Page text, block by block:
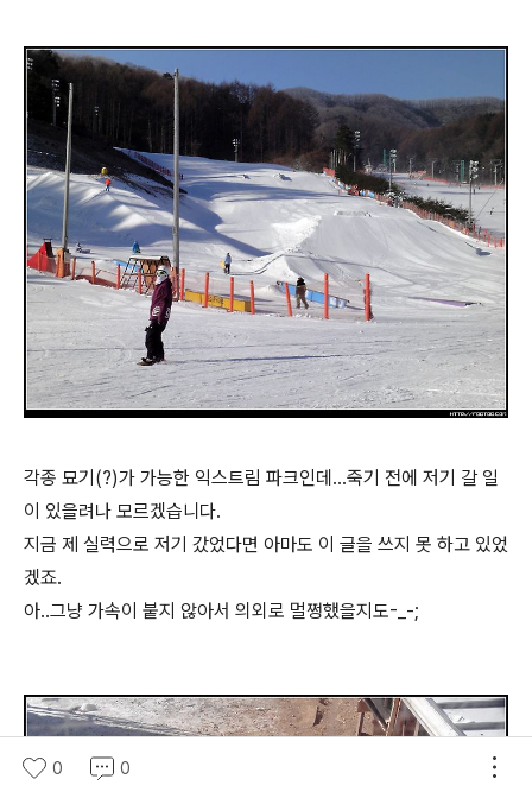
각종 묘기(?)가 가능한 익스트림 파크인데...죽기 전에 저기 갈 일
이 있을려나 모르겠습니다.
지금 제 실력으로 저기 갔었다면 아마도 이 글을 쓰지 못 하고 있었
겠죠.
아..그냥 가속이 붙지 않아서 의외로 멀쩡했을지도-_-;
0 0